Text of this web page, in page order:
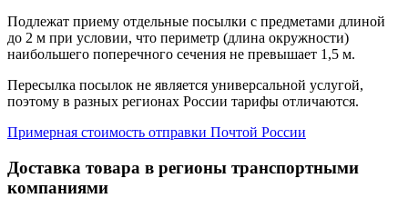
Подлежат приему отдельные посылки с предметами длиной
до 2 м при условии, что периметр (длина окружности)
наибольшего поперечного сечения не превышает 1,5 м.
Пересылка посылок не является универсальной услугой,
поэтому в разных регионах России тарифы отличаются.
Примерная стоимость отправки Почтой России
Доставка товара в регионы транспортными
компаниями